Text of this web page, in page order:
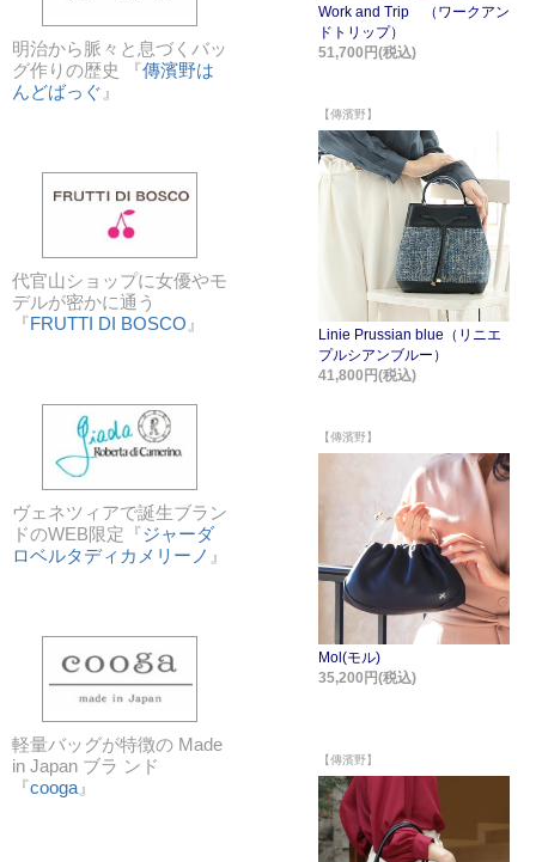
明治から脈々と息づくバッ
グ作りの歴史 『傳濱野は
んどばっぐ 』
代官山ショップに女優やモ
デルが密かに通う
『FRUTTI DI BOSCO 』
ヴェネツィアで誕生ブラン
ドのWEB限定『ジャーダ
ロベルタディカメリーノ 』
軽量バッグが特徴の Made
in Japan ブラ ンド
『cooga 』